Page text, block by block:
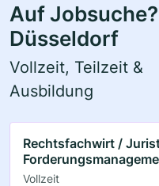
Auf
Düsseldorf
Vollzeit, Teilzeit &
Ausbildung
Rechtsfachwirt /
Vollzeit